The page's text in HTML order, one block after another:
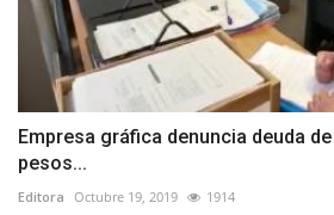
Empresa gráfica denuncia deuda
pesos...
Editora Octubre 19, 2019 1914